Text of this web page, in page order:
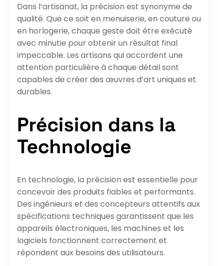
Dans l’artisanat, la précision est synonyme de
qualité. Que ce soit en menuiserie, en couture ou
en horlogerie, chaque geste doit être exécuté
avec minutie pour obtenir un résultat final
impeccable. Les artisans qui accordent une
attention particulière à chaque détail sont
capables de créer des œuvres d’art uniques et
durables.
Précision dans la
Technologie
En technologie, la précision est essentielle pour
concevoir des produits fiables et performants.
Des ingénieurs et des concepteurs attentifs aux
spécifications techniques garantissent que les
appareils électroniques, les machines et les
logiciels fonctionnent correctement et
répondent aux besoins des utilisateurs.